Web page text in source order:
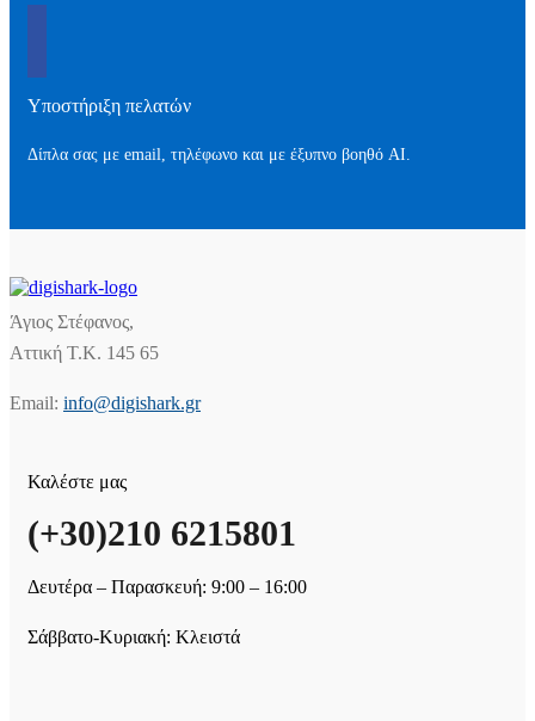
Υποστήριξη πελατών
Δίπλα σας με email, τηλέφωνο και με έξυπνο βοηθό AI.
Άγιος Στέφανος,
Αττική Τ.Κ. 145 65
Email: info@digishark.gr
Καλέστε μας
(+30)210 6215801
Δευτέρα – Παρασκευή: 9:00 – 16:00
Σάββατο-Κυριακή: Κλειστά